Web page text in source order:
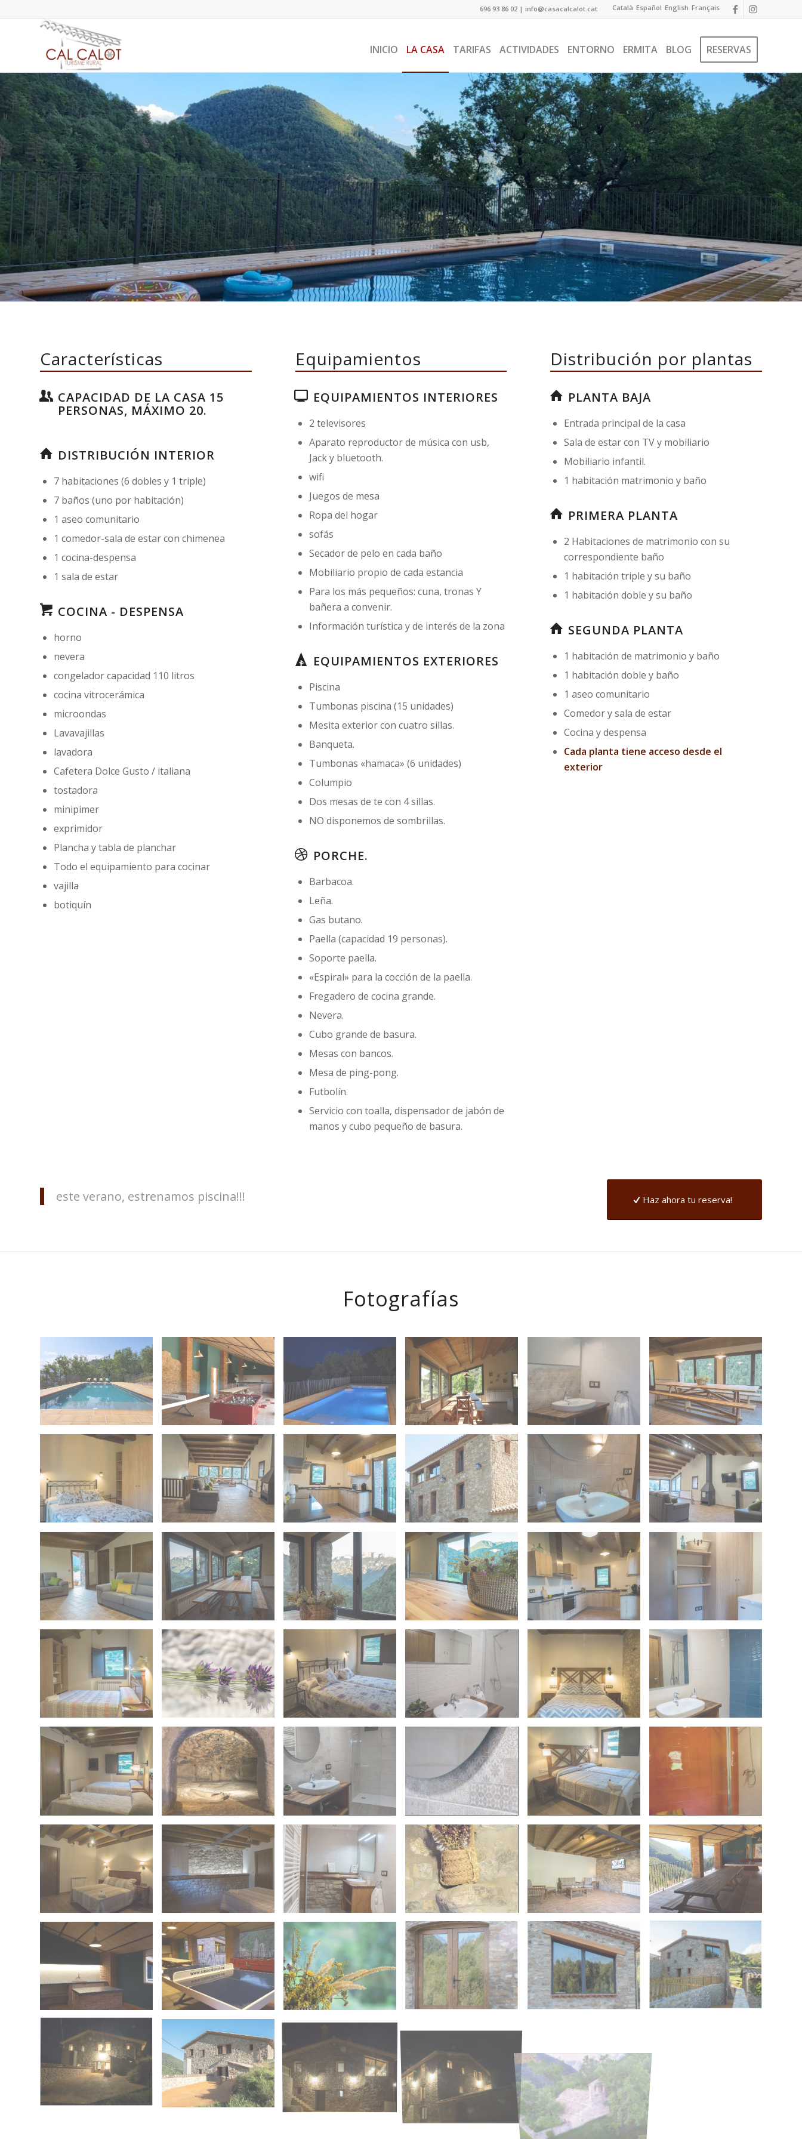
Català Español English Français
696 93 86 02 | info@casacalcalot.cat
INICIO LA CASA TARIFAS ACTIVIDADES ENTORNO ERMITA BLOG RESERVAS
Características
CAPACIDAD DE LA CASA 15
PERSONAS, MÁXIMO 20.
DISTRIBUCIÓN INTERIOR
7 habitaciones (6 dobles y 1 triple)
7 baños (uno por habitación)
1 aseo comunitario
1 comedor-sala de estar con chimenea
1 cocina-despensa
1 sala de estar
COCINA - DESPENSA
horno
nevera
congelador capacidad 110 litros
cocina vitrocerámica
microondas
Lavavajillas
lavadora
Cafetera Dolce Gusto / italiana
tostadora
minipimer
exprimidor
Plancha y tabla de planchar
Todo el equipamiento para cocinar
vajilla
botiquín
Equipamientos
EQUIPAMIENTOS INTERIORES
2 televisores
Aparato reproductor de música con usb,
Jack y bluetooth.
wifi
Juegos de mesa
Ropa del hogar
sofás
Secador de pelo en cada baño
Mobiliario propio de cada estancia
Para los más pequeños: cuna, tronas Y
bañera a convenir.
Información turística y de interés de la zona
EQUIPAMIENTOS EXTERIORES
Piscina
Tumbonas piscina (15 unidades)
Mesita exterior con cuatro sillas.
Banqueta.
Tumbonas «hamaca» (6 unidades)
Columpio
Dos mesas de te con 4 sillas.
NO disponemos de sombrillas.
PORCHE.
Barbacoa.
Leña.
Gas butano.
Paella (capacidad 19 personas).
Soporte paella.
«Espiral» para la cocción de la paella.
Fregadero de cocina grande.
Nevera.
Cubo grande de basura.
Mesas con bancos.
Mesa de ping-pong.
Futbolín.
Servicio con toalla, dispensador de jabón de
manos y cubo pequeño de basura.
Distribución por plantas
PLANTA BAJA
Entrada principal de la casa
Sala de estar con TV y mobiliario
Mobiliario infantil.
1 habitación matrimonio y baño
PRIMERA PLANTA
2 Habitaciones de matrimonio con su
correspondiente baño
1 habitación triple y su baño
1 habitación doble y su baño
SEGUNDA PLANTA
1 habitación de matrimonio y baño
1 habitación doble y baño
1 aseo comunitario
Comedor y sala de estar
Cocina y despensa
Cada planta tiene acceso desde el
exterior
este verano, estrenamos piscina!!! Haz ahora tu reserva!
Fotografías